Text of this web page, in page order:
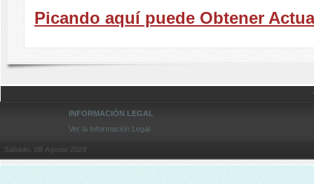
Picando aquí puede Obtener
INFORMACIÓN LEGAL
Ver la Información Legal
Sábado, 08 Agosto 2026